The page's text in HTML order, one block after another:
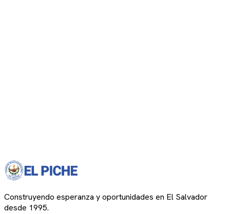
Construyendo esperanza y oportunidades en El Salvador
desde 1995.